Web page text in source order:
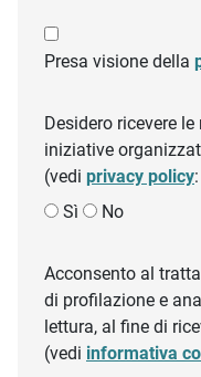
Presa visione della
Desidero ricevere
iniziative
(vedi privacy policy
Sì
No
Acconsento al
di profilazione e
lettura, al fine di
(vedi informativa